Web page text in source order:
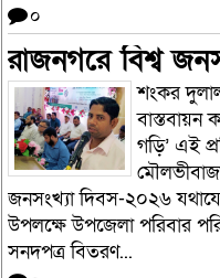
০
রাজনগরে বিশ্ব
শংকর
বাস্তবায়ন
গড়ি’ এই
জনসংখ্যা দিবস-২০২৬
উপলক্ষে উপজেলা পরিবার
সনদপত্র বিতরণ...